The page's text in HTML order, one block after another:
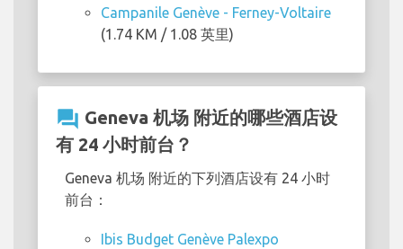
Campanile Genève - Ferney-Voltaire
(1.74 KM / 1.08 英里)
question_answer Geneva 机场 附近的哪些酒店设
有 24 小时前台？
Geneva 机场 附近的下列酒店设有 24 小时
前台：
Ibis Budget Genève Palexpo